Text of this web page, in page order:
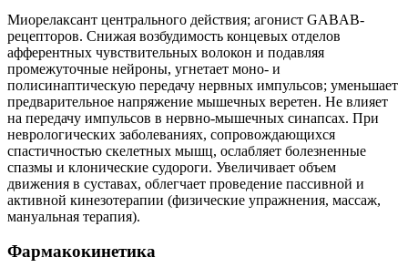
Миорелаксант центрального действия; агонист GABAB-
рецепторов. Снижая возбудимость концевых отделов
афферентных чувствительных волокон и подавляя
промежуточные нейроны, угнетает моно- и
полисинаптическую передачу нервных импульсов; уменьшает
предварительное напряжение мышечных веретен. Не влияет
на передачу импульсов в нервно-мышечных синапсах. При
неврологических заболеваниях, сопровождающихся
спастичностью скелетных мышц, ослабляет болезненные
спазмы и клонические судороги. Увеличивает объем
движения в суставах, облегчает проведение пассивной и
активной кинезотерапии (физические упражнения, массаж,
мануальная терапия).
Фармакокинетика